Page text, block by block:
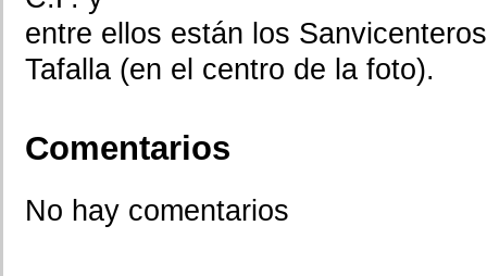
entre ellos están los
Tafalla (en el centro de la foto).
Comentarios
No hay comentarios